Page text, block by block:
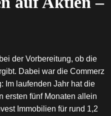
der Vorbereitung, ob die
Dabei war die Commerz
Im laufenden Jahr hat die
ersten fünf Monaten allein
Immobilien für rund 1,2